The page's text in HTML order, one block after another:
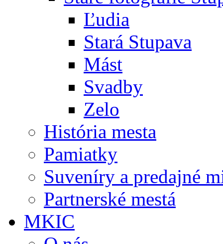
Ľudia
Stará Stupava
Mást
Svadby
Zelo
História mesta
Pamiatky
Suveníry a predajné
Partnerské mestá
MKIC